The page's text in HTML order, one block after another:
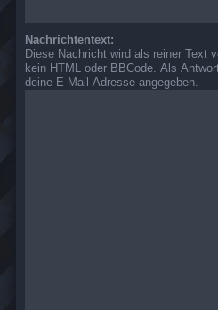
Nachrichtentext:
Diese Nachricht wird als reiner Text
kein HTML oder BBCode. Als
deine E-Mail-Adresse angegeben.